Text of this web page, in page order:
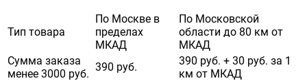
Тип товара
По Москве в
пределах
МКАД
По Московской
области до 80 км от
МКАД
Сумма заказа
менее 3000 руб.
390 руб.
390 руб. + 30 руб. за 1
км от МКАД